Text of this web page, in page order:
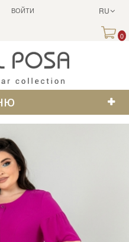
ВОЙТИ RU
0